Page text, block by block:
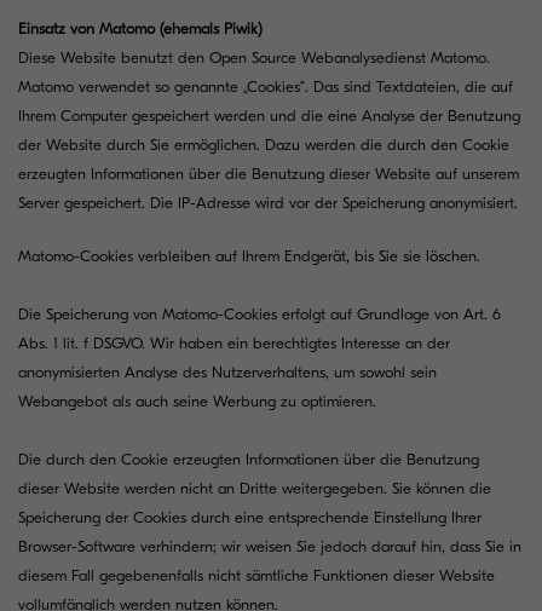
Einsatz von Matomo (ehemals Piwik)
Diese Website benutzt den Open Source Webanalysedienst Matomo.
Matomo verwendet so genannte „Cookies“. Das sind Textdateien, die auf
Ihrem Computer gespeichert werden und die eine Analyse der Benutzung
der Website durch Sie ermöglichen. Dazu werden die durch den Cookie
erzeugten Informationen über die Benutzung dieser Website auf unserem
Server gespeichert. Die IP-Adresse wird vor der Speicherung anonymisiert.
Matomo-Cookies verbleiben auf Ihrem Endgerät, bis Sie sie löschen.
Die Speicherung von Matomo-Cookies erfolgt auf Grundlage von Art. 6
Abs. 1 lit. f DSGVO. Wir haben ein berechtigtes Interesse an der
anonymisierten Analyse des Nutzerverhaltens, um sowohl sein
Webangebot als auch seine Werbung zu optimieren.
Die durch den Cookie erzeugten Informationen über die Benutzung
dieser Website werden nicht an Dritte weitergegeben. Sie können die
Speicherung der Cookies durch eine entsprechende Einstellung Ihrer
Browser-Software verhindern; wir weisen Sie jedoch darauf hin, dass Sie in
diesem Fall gegebenenfalls nicht sämtliche Funktionen dieser Website
vollumfänglich werden nutzen können.